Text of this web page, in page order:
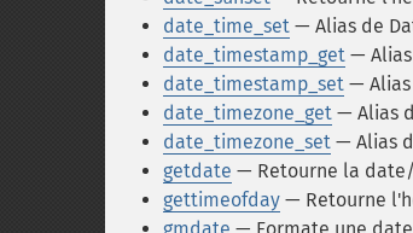
date_time_set — Alias de
date_timestamp_get —
date_timestamp_set — Alias
date_timezone_get — Alias
date_timezone_set — Alias
getdate — Retourne la
gettimeofday — Retourne